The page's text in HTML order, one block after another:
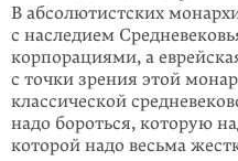
В абсолютистских
с наследием
корпорациями, а
с точки зрения этой
классической
надо бороться, которую
которой надо весьма